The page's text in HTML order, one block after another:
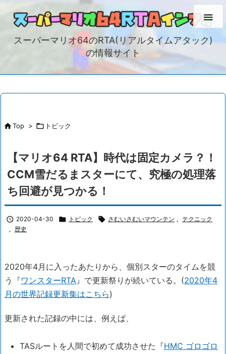
スーパーマリオ64のRTA(リアルタイムアタック)
の情報サイト

Top >  トピック
【マリオ64 RTA】時代は固定カメラ？！
CCM雪だるまスターにて、究極の処理落
ち回避が見つかる！
 2020-04-30  トピック  さむいさむいマウンテン , テクニック
, 歴史
2020年4月に入ったあたりから、個別スターのタイムを競
う『ワンスターRTA』で更新祭りが続いている。(2020年4
月の世界記録更新集はこちら)
更新された記録の中には、例えば、
TASルートを人間で初めて成功させた『HMC ゴロゴロ